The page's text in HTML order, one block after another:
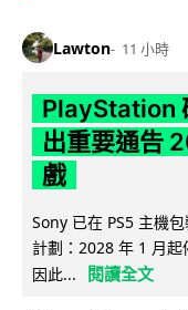
Lawton 11 小時
PlayStation
出重要通告
戲
Sony 已在 PS5 主機
計劃：2028 年 1 月
因此...
閱讀全文